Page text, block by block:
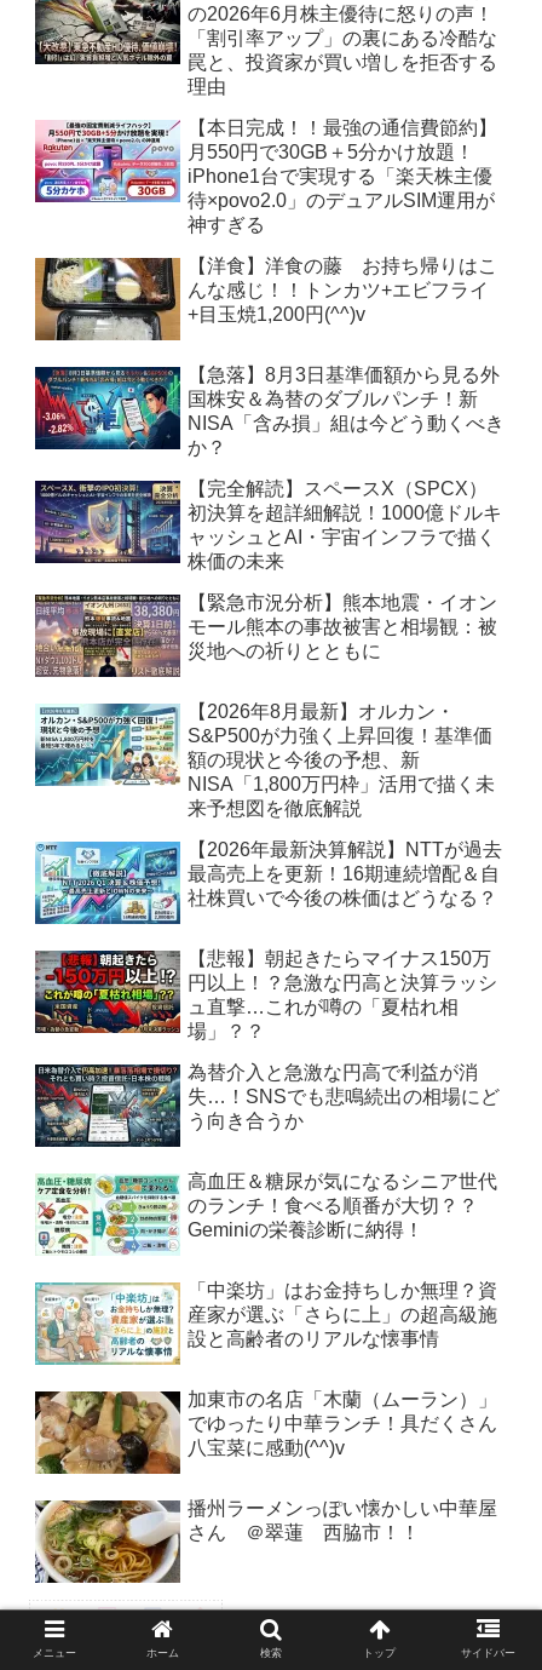
の2026年6月株主優待に怒りの声！
「割引率アップ」の裏にある冷酷な
罠と、投資家が買い増しを拒否する
理由
【本日完成！！最強の通信費節約】
月550円で30GB＋5分かけ放題！
iPhone1台で実現する「楽天株主優
待×povo2.0」のデュアルSIM運用が
神すぎる
【洋食】洋食の藤 お持ち帰りはこ
んな感じ！！トンカツ+エビフライ
+目玉焼1,200円(^^)v
【急落】8月3日基準価額から見る外
国株安＆為替のダブルパンチ！新
NISA「含み損」組は今どう動くべき
か？
【完全解読】スペースX（SPCX）
初決算を超詳細解説！1000億ドルキ
ャッシュとAI・宇宙インフラで描く
株価の未来
【緊急市況分析】熊本地震・イオン
モール熊本の事故被害と相場観：被
災地への祈りとともに
【2026年8月最新】オルカン・
S&P500が力強く上昇回復！基準価
額の現状と今後の予想、新
NISA「1,800万円枠」活用で描く未
来予想図を徹底解説
【2026年最新決算解説】NTTが過去
最高売上を更新！16期連続増配＆自
社株買いで今後の株価はどうなる？
【悲報】朝起きたらマイナス150万
円以上！？急激な円高と決算ラッシ
ュ直撃…これが噂の「夏枯れ相
場」？？
為替介入と急激な円高で利益が消
失…！SNSでも悲鳴続出の相場にど
う向き合うか
高血圧＆糖尿が気になるシニア世代
のランチ！食べる順番が大切？？
Geminiの栄養診断に納得！
「中楽坊」はお金持ちしか無理？資
産家が選ぶ「さらに上」の超高級施
設と高齢者のリアルな懐事情
加東市の名店「木蘭（ムーラン）」
でゆったり中華ランチ！具だくさん
八宝菜に感動(^^)v
播州ラーメンっぽい懐かしい中華屋
さん ＠翠蓮 西脇市！！
メニュー ホーム 検索 トップ サイドバー